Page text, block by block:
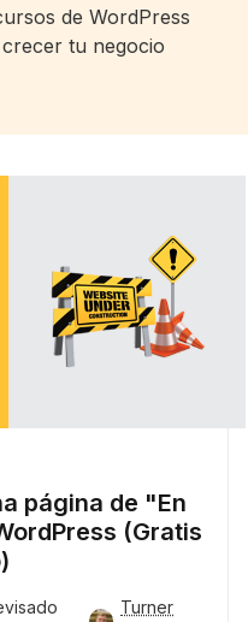
de WordPress
tu negocio
página de "En
(Gratis
Turner